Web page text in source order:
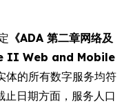
《ADA 第二章网络及
II Web and Mobile
体的所有数字服务均符
止日期方面，服务人口